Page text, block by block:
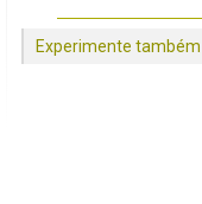
Experimente